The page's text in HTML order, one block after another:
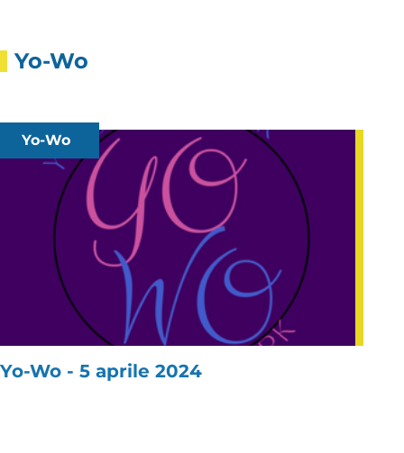
Yo-Wo
Yo-Wo
Yo-Wo - 5 aprile 2024